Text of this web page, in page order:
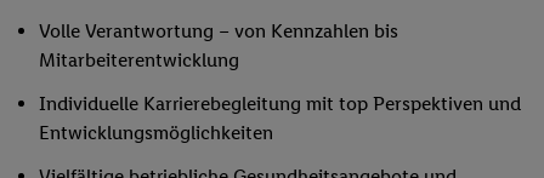
Volle Verantwortung – von Kennzahlen bis
Mitarbeiterentwicklung
Individuelle Karrierebegleitung mit top Perspektiven und
Entwicklungsmöglichkeiten